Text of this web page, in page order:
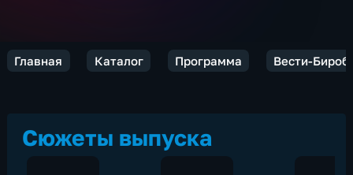
Главная Каталог Программа Вести-
Сюжеты выпуска